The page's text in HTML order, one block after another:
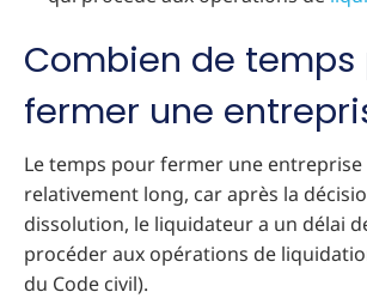
Combien de temps
fermer une
Le temps pour fermer une
relativement long, car après la
dissolution, le liquidateur a un délai
procéder aux opérations de
du Code civil).